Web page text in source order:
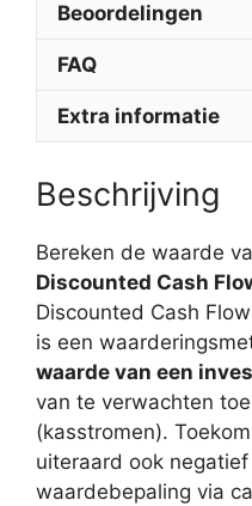
Beoordelingen
FAQ
Extra informatie
Beschrijving
Bereken de waarde
Discounted Cash
Discounted Cash
is een
waarde van een
van te verwachten
(kasstromen).
uiteraard ook
waardebepaling via